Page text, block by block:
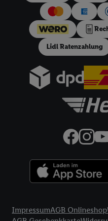
€ Bestellwert mit
ein effektiver Jahreszins von
festen Sollzinssatz von
gem. §17 (4) PAngV:
Gesamtbetrag 212.10 €, 12
Digital Deutschland GmbH &
74206 Bad Wimpfen.
Lidl Plus
Versandkostenfrei-Coupon
den in der Lidl
Mindestbestellwert auf die
Mindestbestellwert
Mindestbestellwert 79 €.
Mindestbestellwert
Rechnung zu stellen.
Lidl Ratenzahlung
ImpressumAGB Onlineshop